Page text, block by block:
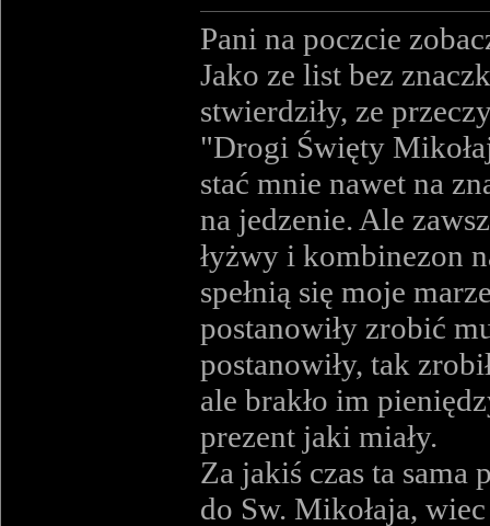
Pani na poczcie
Jako ze list bez
stwierdziły, ze
"Drogi Święty
stać mnie nawet na
na jedzenie. Ale
łyżwy i kombinezon
spełnią się moje
postanowiły zrobić
postanowiły, tak
ale brakło im
prezent jaki miały.
Za jakiś czas ta sama
do Sw. Mikołaja,